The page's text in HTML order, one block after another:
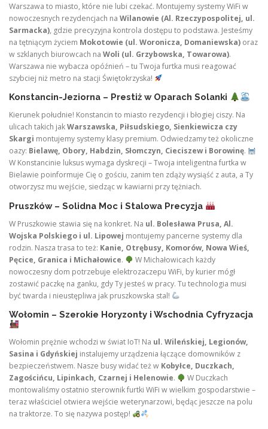
Warszawa to miasto, które nie lubi czekać. Montujemy systemy WiFi w
nowoczesnych rezydencjach na Wilanowie (Al. Rzeczypospolitej, ul.
Sarmacka), gdzie precyzyjna kontrola dostępu to podstawa. Jesteśmy
na tętniącym życiem Mokotowie (ul. Woronicza, Domaniewska) oraz
w szklanych biurowcach na Woli (ul. Grzybowska, Towarowa).
Warszawa nie wybacza opóźnień – tu Twoja furtka musi reagować
szybciej niż metro na stacji Świętokrzyska!
Konstancin-Jeziorna – Prestiż w Oparach Solanki
Kierunek południe! Konstancin to miasto rezydencji i błogiej ciszy. Na
ulicach takich jakWarszawska, Piłsudskiego, Sienkiewicza czy
Skargi montujemy systemy klasy premium. Odwiedzamy też okoliczne
oazy: Bielawę, Obory, Habdzin, Słomczyn, Cieciszew i Borowinę.
W Konstancinie luksus wymaga dyskrecji – Twoja inteligentna furtka w
Bielawie poinformuje Cię o gościu, zanim ten zdąży wysiąść z auta, a Ty
otworzysz mu wejście, siedząc w kawiarni przy tężniach.
Pruszków – Solidna Moc i Stalowa Precyzja
W Pruszkowie stawia się na konkret. Na ul. Bolesława Prusa, Al.
Wojska Polskiego i ul. Lipowej montujemy pancerne systemy dla
rodzin. Nasza trasa to też: Kanie, Otrębusy, Komorów, Nowa Wieś,
Pęcice, Granica i Michałowice.
W Michałowicach każdy
nowoczesny dom potrzebuje elektrozaczepu WiFi, by kurier mógł
zostawić paczkę na ganku, gdy Ty jesteś w pracy. Tu technologia musi
być twarda i nieustępliwa jak pruszkowska stal!
Wołomin – Szerokie Horyzonty i Wschodnia Cyfryzacja
Wołomin prężnie wchodzi w świat IoT! Na ul. Wileńskiej, Legionów,
Sasina i Gdyńskiej instalujemy urządzenia łączące domowników z
bezpieczeństwem. Nasze busy widać też w Kobyłce, Duczkach,
Zagościńcu, Lipinkach, Czarnej i Helenowie.
W Duczkach
montowaliśmy ostatnio sterownik furtki WiFi w wielkim gospodarstwie –
teraz właściciel otwiera wejście weterynarzowi, będąc jeszcze na polu
na traktorze. To się nazywa postęp!